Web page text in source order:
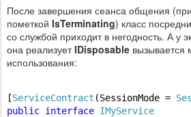
После завершения сеанса общения
пометкой IsTerminating) класс
со службой приходит в негодность. А у
она реализуетIDisposable вызывается
использования:
[ServiceContract (SessionMode =
public interface IMyService